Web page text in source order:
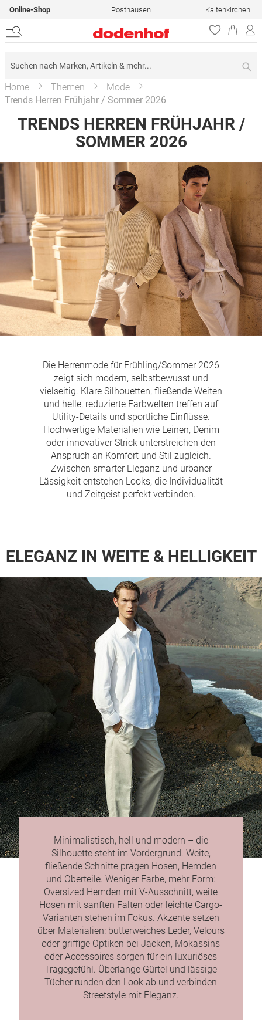
Online-Shop Posthausen Kaltenkirchen
Home Themen
Mode
Trends Herren Frühjahr / Sommer 2026
TRENDS HERREN FRÜHJAHR /
SOMMER 2026
Die Herrenmode für Frühling/Sommer 2026
zeigt sich modern, selbstbewusst und
vielseitig. Klare Silhouetten, fließende Weiten
und helle, reduzierte Farbwelten treffen auf
Utility-Details und sportliche Einflüsse.
Hochwertige Materialien wie Leinen, Denim
oder innovativer Strick unterstreichen den
Anspruch an Komfort und Stil zugleich.
Zwischen smarter Eleganz und urbaner
Lässigkeit entstehen Looks, die Individualität
und Zeitgeist perfekt verbinden.
ELEGANZ IN WEITE & HELLIGKEIT
Minimalistisch, hell und modern – die
Silhouette steht im Vordergrund. Weite,
fließende Schnitte prägen Hosen, Hemden
und Oberteile. Weniger Farbe, mehr Form:
Oversized Hemden mit V-Ausschnitt, weite
Hosen mit sanften Falten oder leichte Cargo-
Varianten stehen im Fokus. Akzente setzen
über Materialien: butterweiches Leder, Velours
oder griffige Optiken bei Jacken, Mokassins
oder Accessoires sorgen für ein luxuriöses
Tragegefühl. Überlange Gürtel und lässige
Tücher runden den Look ab und verbinden
Streetstyle mit Eleganz.